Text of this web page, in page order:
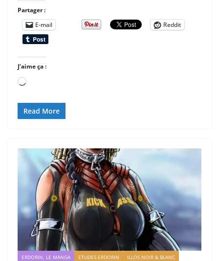
Partager :
E-mail
Reddit
J’aime ça :
Chargement…
Read More
ERDORIN, LE MANGA ETUDES ERDORIN
ILLOS NOIR & BLANC